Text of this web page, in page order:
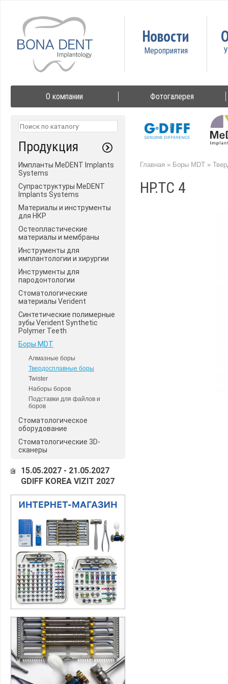
Новости
О компании Фотогалерея
Продукция
Импланты MeDENT Implants
Systems
Супраструктуры MeDENT
Implants Systems
Материалы и инструменты
для НКР
Остеопластические
материалы и мембраны
Инструменты для
имплантологии и хирургии
Инструменты для
пародонтологии
Стоматологические
материалы Verident
Синтетические полимерные
зубы Verident Synthetic
Polymer Teeth
Боры MDT
Алмазные боры
Твердосплавные боры
Twister
Наборы боров
Подставки для файлов и
боров
Стоматологическое
оборудование
Стоматологические 3D-
сканеры
15.05.2027 - 21.05.2027
GDIFF KOREA VIZIT 2027
Главная » Боры MDT »
HP.TC 4